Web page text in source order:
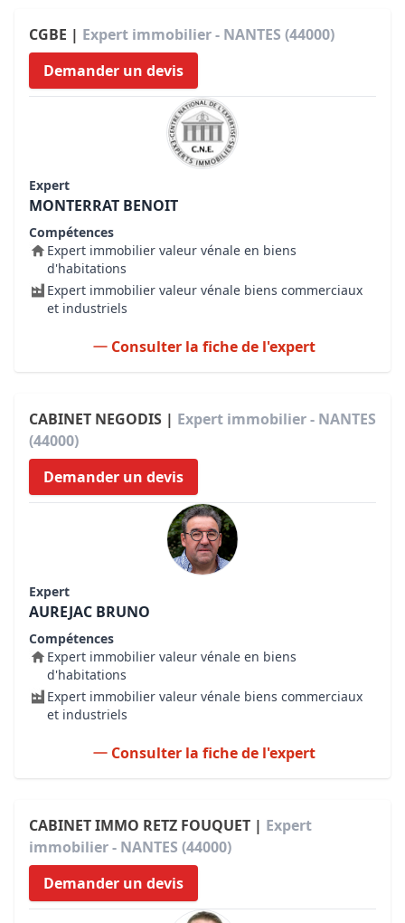
CGBE | Expert immobilier - NANTES (44000)
Demander un devis
Expert
MONTERRAT BENOIT
Compétences
Expert immobilier valeur vénale en biens
d'habitations
Expert immobilier valeur vénale biens commerciaux
et industriels
Consulter la fiche de l'expert
CABINET NEGODIS | Expert immobilier - NANTES
(44000)
Demander un devis
Expert
AUREJAC BRUNO
Compétences
Expert immobilier valeur vénale en biens
d'habitations
Expert immobilier valeur vénale biens commerciaux
et industriels
Consulter la fiche de l'expert
CABINET IMMO RETZ FOUQUET | Expert
immobilier - NANTES (44000)
Demander un devis